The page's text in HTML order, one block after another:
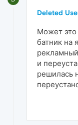
Deleted
Может это
батник на
и
решилась